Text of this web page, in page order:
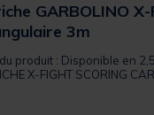
GARBOLINO
3m
produit : Disponible en
X-FIGHT SCORING